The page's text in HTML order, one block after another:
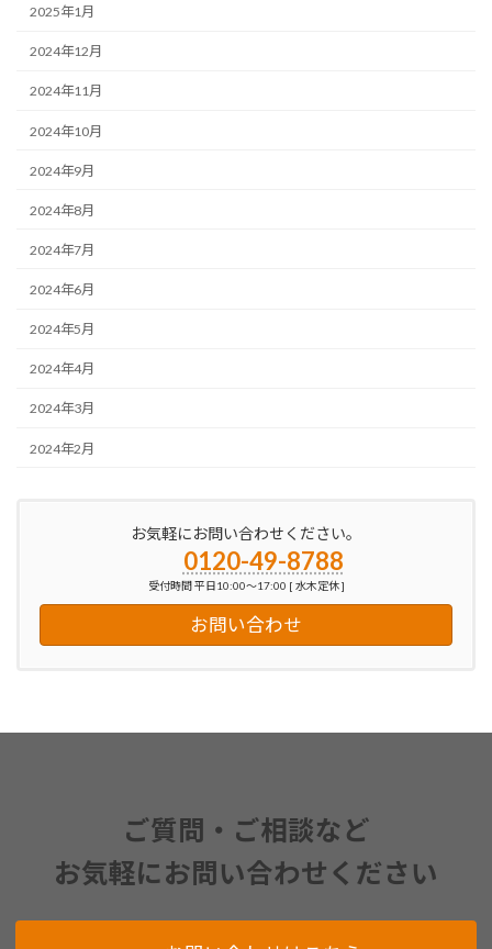
2025年1月
2024年12月
2024年11月
2024年10月
2024年9月
2024年8月
2024年7月
2024年6月
2024年5月
2024年4月
2024年3月
2024年2月
お気軽にお問い合わせください。
0120-49-8788
受付時間 平日10:00～17:00 [ 水木定休 ]
お問い合わせ
ご質問・ご相談など
お気軽にお問い合わせください